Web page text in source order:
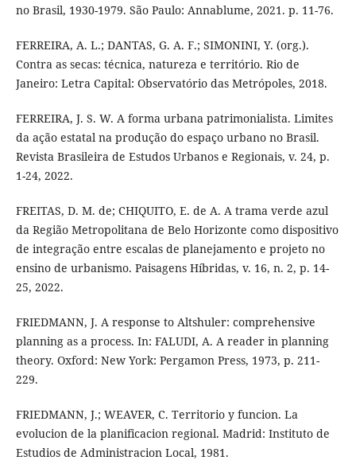
no Brasil, 1930-1979. São Paulo: Annablume, 2021. p. 11-76.
FERREIRA, A. L.; DANTAS, G. A. F.; SIMONINI, Y. (org.).
Contra as secas: técnica, natureza e território. Rio de
Janeiro: Letra Capital: Observatório das Metrópoles, 2018.
FERREIRA, J. S. W. A forma urbana patrimonialista. Limites
da ação estatal na produção do espaço urbano no Brasil.
Revista Brasileira de Estudos Urbanos e Regionais, v. 24, p.
1-24, 2022.
FREITAS, D. M. de; CHIQUITO, E. de A. A trama verde azul
da Região Metropolitana de Belo Horizonte como dispositivo
de integração entre escalas de planejamento e projeto no
ensino de urbanismo. Paisagens Híbridas, v. 16, n. 2, p. 14-
25, 2022.
FRIEDMANN, J. A response to Altshuler: comprehensive
planning as a process. In: FALUDI, A. A reader in planning
theory. Oxford: New York: Pergamon Press, 1973, p. 211-
229.
FRIEDMANN, J.; WEAVER, C. Territorio y funcion. La
evolucion de la planificacion regional. Madrid: Instituto de
Estudios de Administracion Local, 1981.